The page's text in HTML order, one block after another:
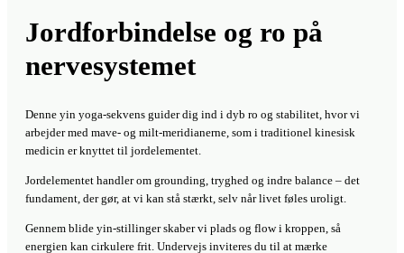
Jordforbindelse og ro på
nervesystemet
Denne yin yoga-sekvens guider dig ind i dyb ro og stabilitet, hvor vi
arbejder med mave- og milt-meridianerne, som i traditionel kinesisk
medicin er knyttet til jordelementet.
Jordelementet handler om grounding, tryghed og indre balance – det
fundament, der gør, at vi kan stå stærkt, selv når livet føles uroligt.
Gennem blide yin-stillinger skaber vi plads og flow i kroppen, så
energien kan cirkulere frit. Undervejs inviteres du til at mærke